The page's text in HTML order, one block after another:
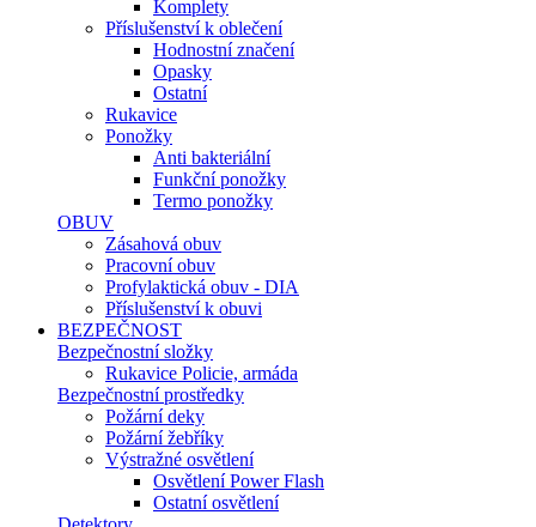
Komplety
Příslušenství k oblečení
Hodnostní značení
Opasky
Ostatní
Rukavice
Ponožky
Anti bakteriální
Funkční ponožky
Termo ponožky
OBUV
Zásahová obuv
Pracovní obuv
Profylaktická obuv - DIA
Příslušenství k obuvi
BEZPEČNOST
Bezpečnostní složky
Rukavice Policie, armáda
Bezpečnostní prostředky
Požární deky
Požární žebříky
Výstražné osvětlení
Osvětlení Power Flash
Ostatní osvětlení